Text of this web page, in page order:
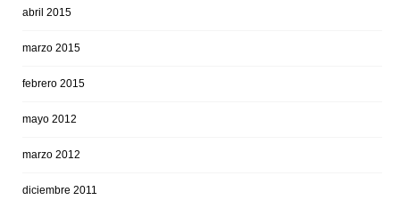
abril 2015
marzo 2015
febrero 2015
mayo 2012
marzo 2012
diciembre 2011